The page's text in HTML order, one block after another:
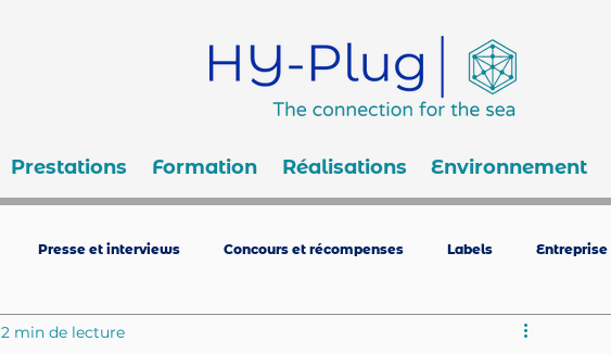
Prestations Formation Réalisations Environnement
Presse et interviews Concours et récompenses Labels Entreprise
2 min de lecture